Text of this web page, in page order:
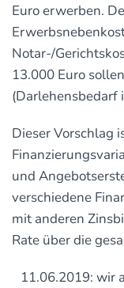
Euro erwerben.
Notar-/
13.000 Euro
(Darlehensbedarf
Dieser Vorschlag
und
verschiedene
mit anderen
Rate über die
11.06.2019: wir